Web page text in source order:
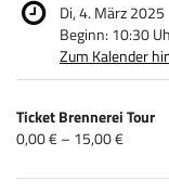
Di, 4. März 2025
Beginn: 10:30
Zum Kalender
Produkte
Produkte
Ticket Brennerei Tour
von
bis
0,00 € – 15,00 €